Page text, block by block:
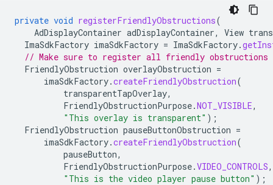
private void registerFriendlyObstructions(
AdDisplayContainer adDisplayContainer, View
ImaSdkFactory imaSdkFactory = ImaSdkFactory.
// Make sure to register all friendly obstructions
FriendlyObstruction overlayObstruction =
imaSdkFactory.createFriendlyObstruction(
transparentTapOverlay,
FriendlyObstructionPurpose.NOT_VISIBLE,
"This overlay is transparent" );
FriendlyObstruction pauseButtonObstruction =
imaSdkFactory.createFriendlyObstruction(
pauseButton,
FriendlyObstructionPurpose.VIDEO_CONTROLS,
"This is the video player pause button" );